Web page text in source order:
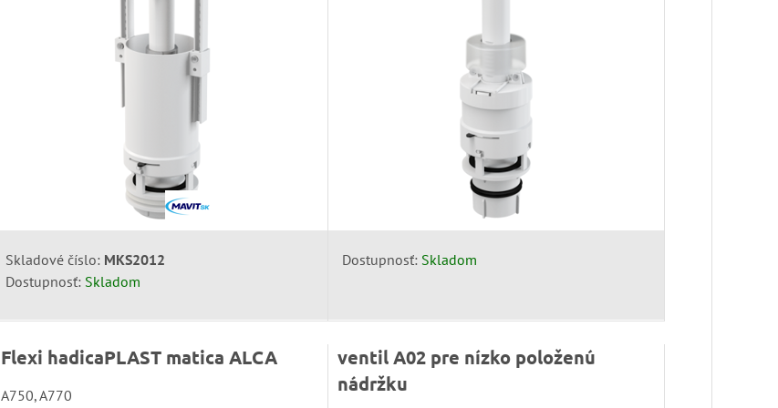
Skladové číslo: MKS2012
Dostupnosť: Skladom
Dostupnosť: Skladom
Flexi hadicaPLAST matica ALCA
A750, A770
ventil A02 pre nízko položenú
nádržku